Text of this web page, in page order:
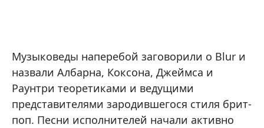
Музыковеды наперебой заговорили о Blur и
назвали Албарна, Коксона, Джеймса и
Раунтри теоретиками и ведущими
представителями зародившегося стиля брит-
поп. Песни исполнителей начали активно